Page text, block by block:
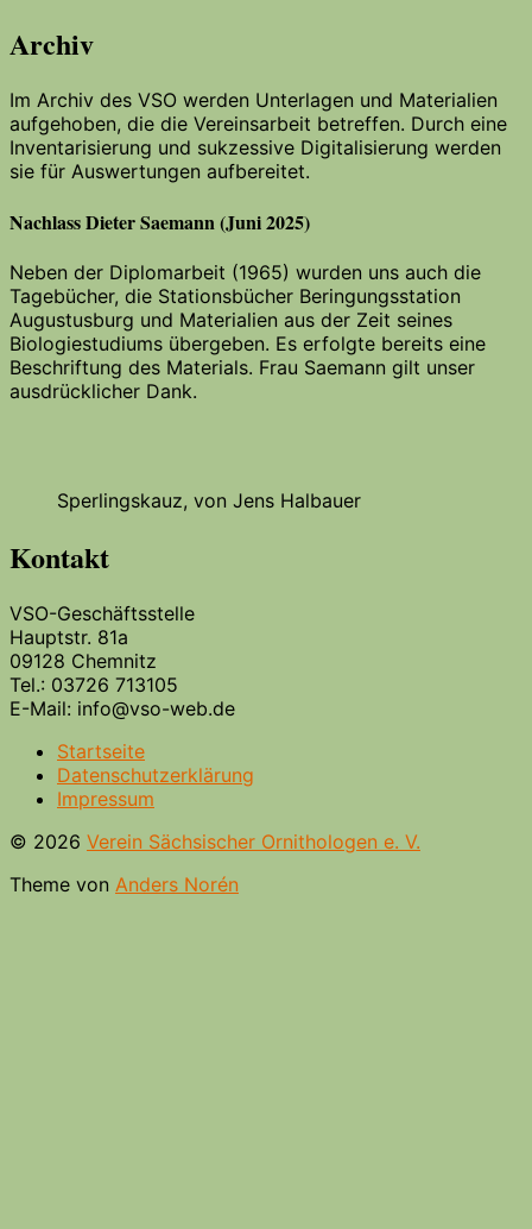
Archiv
Im Archiv des VSO werden Unterlagen und Materialien
aufgehoben, die die Vereinsarbeit betreffen. Durch eine
Inventarisierung und sukzessive Digitalisierung werden
sie für Auswertungen aufbereitet.
Nachlass Dieter Saemann (Juni 2025)
Neben der Diplomarbeit (1965) wurden uns auch die
Tagebücher, die Stationsbücher Beringungsstation
Augustusburg und Materialien aus der Zeit seines
Biologiestudiums übergeben. Es erfolgte bereits eine
Beschriftung des Materials. Frau Saemann gilt unser
ausdrücklicher Dank.
Sperlingskauz, von Jens Halbauer
Kontakt
VSO-Geschäftsstelle
Hauptstr. 81a
09128 Chemnitz
Tel.: 03726 713105
E-Mail: info@vso-web.de
Startseite
Datenschutzerklärung
Impressum
© 2026 Verein Sächsischer Ornithologen e. V.
Theme von Anders Norén